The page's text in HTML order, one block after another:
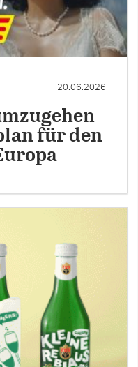
20.06.2026
für den